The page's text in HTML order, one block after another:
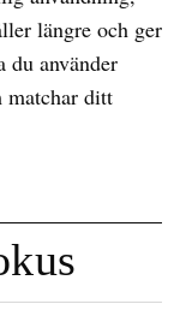
längre och ger
du använder
matchar ditt